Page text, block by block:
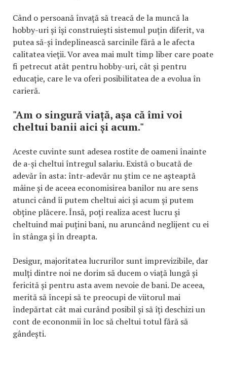
Când o persoană învață să treacă de la muncă la
hobby-uri și își construiești sistemul puțin diferit, va
putea să-și îndeplinească sarcinile fără a le afecta
calitatea vieții. Vor avea mai mult timp liber care poate
fi petrecut atât pentru hobby-uri, cât și pentru
educație, care le va oferi posibilitatea de a evolua în
carieră.
"Am o singură viață, așa că îmi voi
cheltui banii aici și acum."
Aceste cuvinte sunt adesea rostite de oameni înainte
de a-și cheltui întregul salariu. Există o bucată de
adevăr în asta: într-adevăr nu știm ce ne așteaptă
mâine și de aceea economisirea banilor nu are sens
atunci când îi putem cheltui aici și acum și putem
obține plăcere. Însă, poți realiza acest lucru și
cheltuind mai puțini bani, nu aruncând neglijent cu ei
în stânga și în dreapta.
Desigur, majoritatea lucrurilor sunt imprevizibile, dar
mulți dintre noi ne dorim să ducem o viață lungă și
fericită și pentru asta avem nevoie de bani. De aceea,
merită să începi să te preocupi de viitorul mai
îndepărtat cât mai curând posibil și să îți deschizi un
cont de econonmii în loc să cheltui totul fără să
gândești.